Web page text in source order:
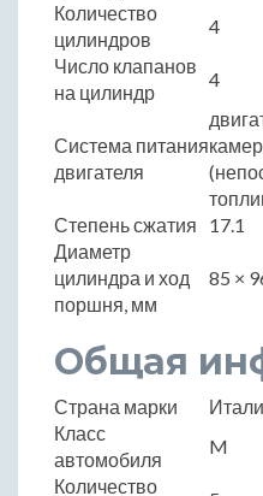
Количество
цилиндров
4
Число клапанов
на цилиндр
4
Система питания
двигателя
Степень сжатия
17.1
Диаметр
цилиндра и ход
поршня, мм
85 ×
Общая
Страна марки
Класс
автомобиля
M
Количество